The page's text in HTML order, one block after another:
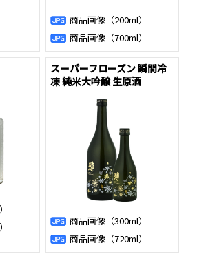
商品画像（200ml）
商品画像（700ml）
スーパーフローズン 瞬間冷
凍 純米大吟醸 生原酒
商品画像（300ml）
商品画像（720ml）